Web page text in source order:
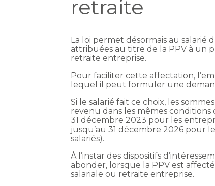
retraite
La loi permet désormais au salarié
attribuées au titre de la PPV à un
retraite entreprise.
Pour faciliter cette affectation,
lequel il peut formuler une
Si le salarié fait ce choix, les
revenu dans les mêmes
31 décembre 2023 pour les
jusqu’au 31 décembre 2026 pour
salariés).
À l’instar des dispositifs
abonder, lorsque la PPV est
salariale ou retraite entreprise.